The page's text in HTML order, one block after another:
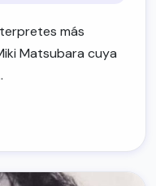
más
Matsubara cuya